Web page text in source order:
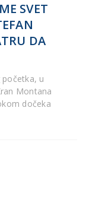
SVET
DA
u
Montana
dočeka